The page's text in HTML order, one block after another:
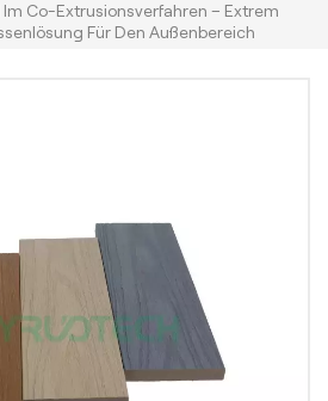
Co-Extrusionsverfahren – Extrem
Für Den Außenbereich